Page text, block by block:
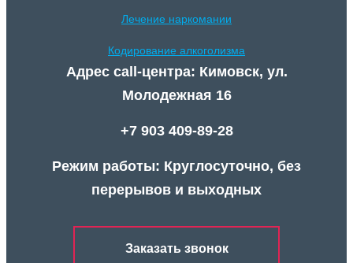
Лечение наркомании
Кодирование алкоголизма
Адрес call-центра: Кимовск, ул.
Молодежная 16
+7 903 409-89-28
Режим работы: Круглосуточно, без
перерывов и выходных
Заказать звонок